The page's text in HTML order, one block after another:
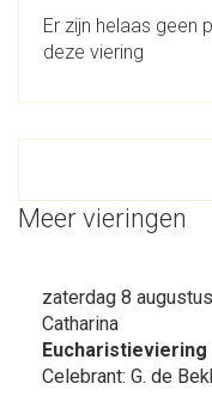
Er zijn helaas geen
deze viering
Meer vieringen
zaterdag 8
Catharina
Eucharistieviering
Celebrant: G. de